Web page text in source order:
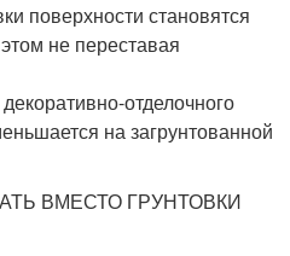
поверхности становятся
не переставая
отделочного
на загрунтованной
ВМЕСТО ГРУНТОВКИ